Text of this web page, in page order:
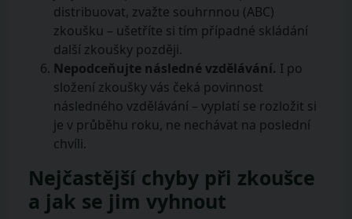
distribuovat, zvažte souhrnnou (ABC)
zkoušku – ušetříte si tím případné skládání
další zkoušky později.
Nepodceňujte následné vzdělávání. I po
složení zkoušky vás čeká povinnost
následného vzdělávání – vyplatí se rozložit si
je v průběhu roku, ne nechávat na poslední
chvíli.
Nejčastější chyby při zkoušce
a jak se jim vyhnout